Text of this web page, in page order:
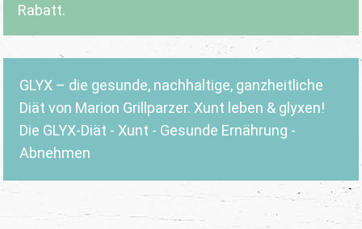
Rabatt.
GLYX – die gesunde, nachhaltige, ganzheitliche
Diät von Marion Grillparzer. Xunt leben & glyxen!
Die GLYX-Diät - Xunt - Gesunde Ernährung -
Abnehmen